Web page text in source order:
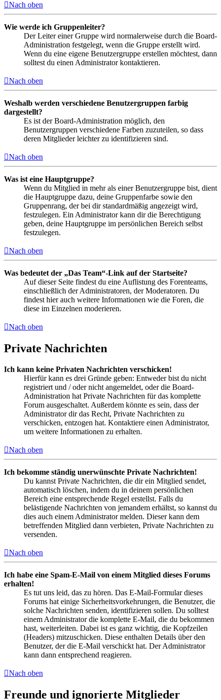
Nach oben
Wie werde ich Gruppenleiter?
Der Leiter einer Gruppe wird normalerweise durch die Board-
Administration festgelegt, wenn die Gruppe erstellt wird.
Wenn du eine eigene Benutzergruppe erstellen möchtest, dann
solltest du einen Administrator kontaktieren.
Nach oben
Weshalb werden verschiedene Benutzergruppen farbig
dargestellt?
Es ist der Board-Administration möglich, den
Benutzergruppen verschiedene Farben zuzuteilen, so dass
deren Mitglieder leichter zu identifizieren sind.
Nach oben
Was ist eine Hauptgruppe?
Wenn du Mitglied in mehr als einer Benutzergruppe bist, dient
die Hauptgruppe dazu, deine Gruppenfarbe sowie den
Gruppenrang, der bei dir standardmäßig angezeigt wird,
festzulegen. Ein Administrator kann dir die Berechtigung
geben, deine Hauptgruppe im persönlichen Bereich selbst
festzulegen.
Nach oben
Was bedeutet der „Das Team“-Link auf der Startseite?
Auf dieser Seite findest du eine Auflistung des Forenteams,
einschließlich der Administratoren, der Moderatoren. Du
findest hier auch weitere Informationen wie die Foren, die
diese im Einzelnen moderieren.
Nach oben
Private Nachrichten
Ich kann keine Privaten Nachrichten verschicken!
Hierfür kann es drei Gründe geben: Entweder bist du nicht
registriert und / oder nicht angemeldet, oder die Board-
Administration hat Private Nachrichten für das komplette
Forum ausgeschaltet. Außerdem könnte es sein, dass der
Administrator dir das Recht, Private Nachrichten zu
verschicken, entzogen hat. Kontaktiere einen Administrator,
um weitere Informationen zu erhalten.
Nach oben
Ich bekomme ständig unerwünschte Private Nachrichten!
Du kannst Private Nachrichten, die dir ein Mitglied sendet,
automatisch löschen, indem du in deinem persönlichen
Bereich eine entsprechende Regel erstellst. Falls du
belästigende Nachrichten von jemandem erhältst, so kannst du
dies auch einem Administrator melden. Dieser kann dem
betreffenden Mitglied dann verbieten, Private Nachrichten zu
versenden.
Nach oben
Ich habe eine Spam-E-Mail von einem Mitglied dieses Forums
erhalten!
Es tut uns leid, das zu hören. Das E-Mail-Formular dieses
Forums hat einige Sicherheitsvorkehrungen, die Benutzer, die
solche Nachrichten senden, identifizieren sollen. Du solltest
einem Administrator die komplette E-Mail, die du bekommen
hast, weiterleiten. Dabei ist es ganz wichtig, die Kopfzeilen
(Headers) mitzuschicken. Diese enthalten Details über den
Benutzer, der die E-Mail verschickt hat. Der Administrator
kann dann entsprechend reagieren.
Nach oben
Freunde und ignorierte Mitglieder